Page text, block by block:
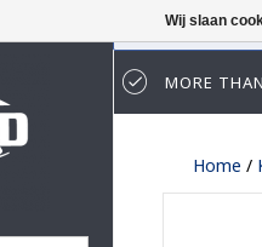
(0)
MORE
Home /
Wij slaan